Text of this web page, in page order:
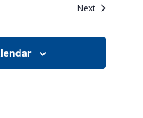
NextEvents